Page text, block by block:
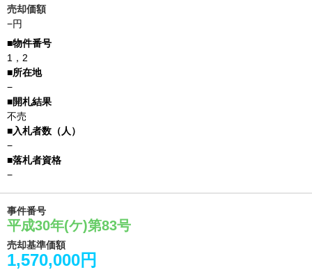
売却価額
−円
1，2
−
不売
−
−
事件番号
平成30年(ケ)第83号
売却基準価額
1,570,000円